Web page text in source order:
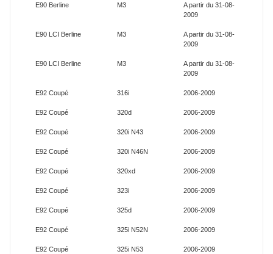
E90 Berline M3
A partir du 31-08-
2009
E90 LCI Berline M3
A partir du 31-08-
2009
E90 LCI Berline M3
A partir du 31-08-
2009
E92 Coupé 316i 2006-2009
E92 Coupé 320d 2006-2009
E92 Coupé 320i N43 2006-2009
E92 Coupé 320i N46N 2006-2009
E92 Coupé 320xd 2006-2009
E92 Coupé 323i 2006-2009
E92 Coupé 325d 2006-2009
E92 Coupé 325i N52N 2006-2009
E92 Coupé 325i N53 2006-2009